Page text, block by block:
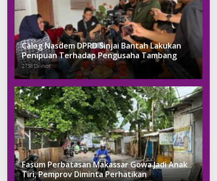
Caleg Nasdem DPRD Sinjai Bantah Lakukan
Penipuan Terhadap Pengusaha Tambang
2738 Dilihat
Fasum Perbatasan Makassar Gowa Jadi Anak
Tiri, Pemprov Diminta Perhatikan